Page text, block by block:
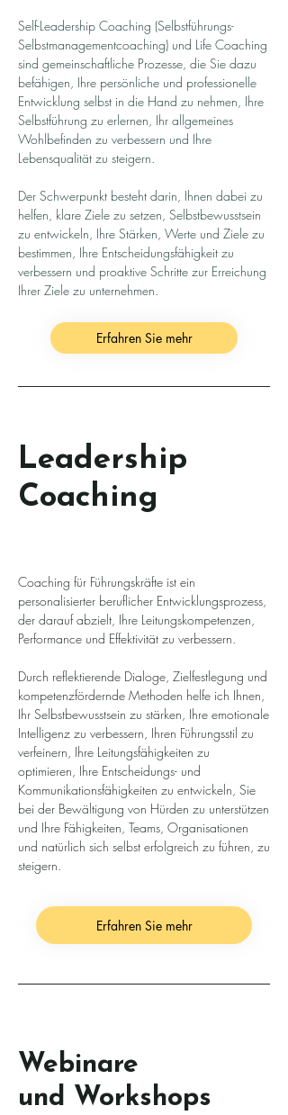
Self-Leadership Coaching (Selbstführungs-
Selbstmanagementcoaching) und Life Coaching
sind gemeinschaftliche Prozesse, die Sie dazu
befähigen, Ihre persönliche und professionelle
Entwicklung selbst in die Hand zu nehmen, Ihre
Selbstführung zu erlernen, Ihr allgemeines
Wohlbefinden zu verbessern und Ihre
Lebensqualität zu steigern.
Der Schwerpunkt besteht darin, Ihnen dabei zu
helfen, klare Ziele zu setzen, Selbstbewusstsein
zu entwickeln, Ihre Stärken, Werte und Ziele zu
bestimmen, Ihre Entscheidungsfähigkeit zu
verbessern und proaktive Schritte zur Erreichung
Ihrer Ziele zu unternehmen.
Erfahren Sie mehr
Leadership
Coaching
Coaching für Führungskräfte ist ein
personalisierter beruflicher Entwicklungsprozess,
der darauf abzielt, Ihre Leitungskompetenzen,
Performance und Effektivität zu verbessern.
Durch reflektierende Dialoge, Zielfestlegung und
kompetenzfördernde Methoden helfe ich Ihnen,
Ihr Selbstbewusstsein zu stärken, Ihre emotionale
Intelligenz zu verbessern, Ihren Führungsstil zu
verfeinern, Ihre Leitungsfähigkeiten zu
optimieren, Ihre Entscheidungs- und
Kommunikationsfähigkeiten zu entwickeln, Sie
bei der Bewältigung von Hürden zu unterstützen
und Ihre Fähigkeiten, Teams, Organisationen
und natürlich sich selbst erfolgreich zu führen, zu
steigern.
Erfahren Sie mehr
Webinare
und Workshops